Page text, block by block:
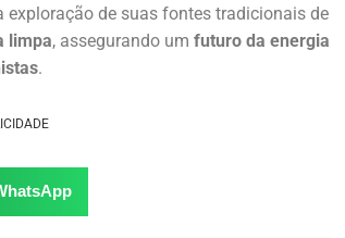
exploração de suas fontes tradicionais de
limpa, assegurando um futuro da energia
.